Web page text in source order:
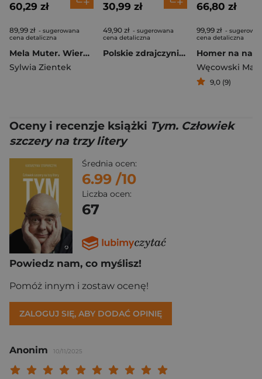
60,29 zł
89,99 zł - sugerowana
cena detaliczna
Mela Muter. Wierna sobie
Sylwia Zientek
30,99 zł
49,90 zł - sugerowana
cena detaliczna
Polskie zdrajczynie. Piękne, okrutne i złe
66,80 zł
99,99 zł -
cena detaliczna
Węcowski
9,0 (9)
Oceny i recenzje książki Tym. Człowiek
szczery na trzy litery
Średnia ocen:
6.99 /10
Liczba ocen:
67
Powiedz nam, co myślisz!
Pomóż innym i zostaw ocenę!
ZALOGUJ SIĘ, ABY DODAĆ OPINIĘ
Anonim 10/11/2025
Twoja ocena:
Twoja ocena: Wybitna 9/
Twoja ocena: Rewelacyjna 8/
Twoja ocena: Bardzo dobra 7/10"
Twoja ocena: Dobra 6/10"
Twoja ocena: Przeciętna 5/10"
Twoja ocena: Może być 4/10"
Twoja ocena: Słaba 3/10"
Twoja ocena: Bardzo słaba 2/10"
Twoja ocena: Beznadziejna 1/10"